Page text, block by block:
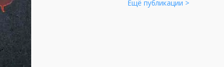
Ещё публикации >